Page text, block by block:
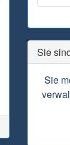
Sie
Sie